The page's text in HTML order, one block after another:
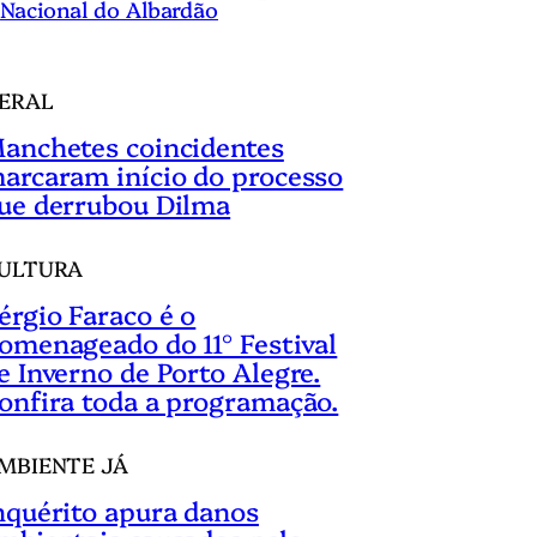
Nacional do Albardão
coincidentes
início do processo
derrubou Dilma
Faraco é o
do 11° Festival
Inverno de Porto Alegre.
toda a programação.
JÁ
apura danos